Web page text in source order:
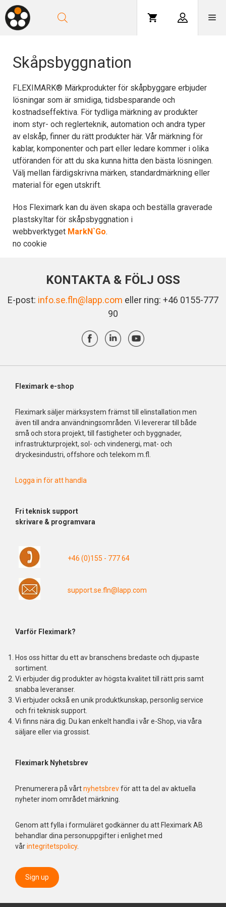
Hoppa
till
innehåll
Skåpsbyggnation
FLEXIMARK® Märkprodukter för skåpbyggare erbjuder
lösningar som är smidiga, tidsbesparande och
kostnadseffektiva. För tydliga märkning av produkter
inom styr- och reglerteknik, automation och andra typer
av elskåp, finner du rätt produkter här. Vår märkning för
kablar, komponenter och part eller ledare kommer i olika
utföranden för att du ska kunna hitta den bästa lösningen.
Välj mellan färdigskrivna märken, standardmärkning eller
material för egen utskrift.
Hos Fleximark kan du även skapa och beställa graverade
plastskyltar för skåpsbyggnation i
webbverktyget MarkN`Go.
no cookie
KONTAKTA & FÖLJ OSS
E-post: info.se.fln@lapp.com eller ring: +46 0155-777
90
Fleximark e-shop
Fleximark säljer märksystem främst till elinstallation men
även till andra användningsområden. Vi levererar till både
små och stora projekt, till fastigheter och byggnader,
infrastrukturprojekt, sol- och vindenergi, mat- och
dryckesindustri, offshore och telekom m.fl.
Logga in för att handla
Fri teknisk support
skrivare & programvara
+46 (0)155 - 777 64
support.se.fln@lapp.com
Varför Fleximark?
Hos oss hittar du ett av branschens bredaste och djupaste
sortiment.
Vi erbjuder dig produkter av högsta kvalitet till rätt pris samt
snabba leveranser.
Vi erbjuder också en unik produktkunskap, personlig service
och fri teknisk support.
Vi finns nära dig. Du kan enkelt handla i vår e-Shop, via våra
säljare eller via grossist.
Fleximark Nyhetsbrev
Prenumerera på vårtnyhetsbrevför att ta del av aktuella
nyheter inom området märkning.
Genom att fylla i formuläret godkänner du att Fleximark AB
behandlar dina personuppgifter i enlighet med
vårintegritetspolicy.
Sign up